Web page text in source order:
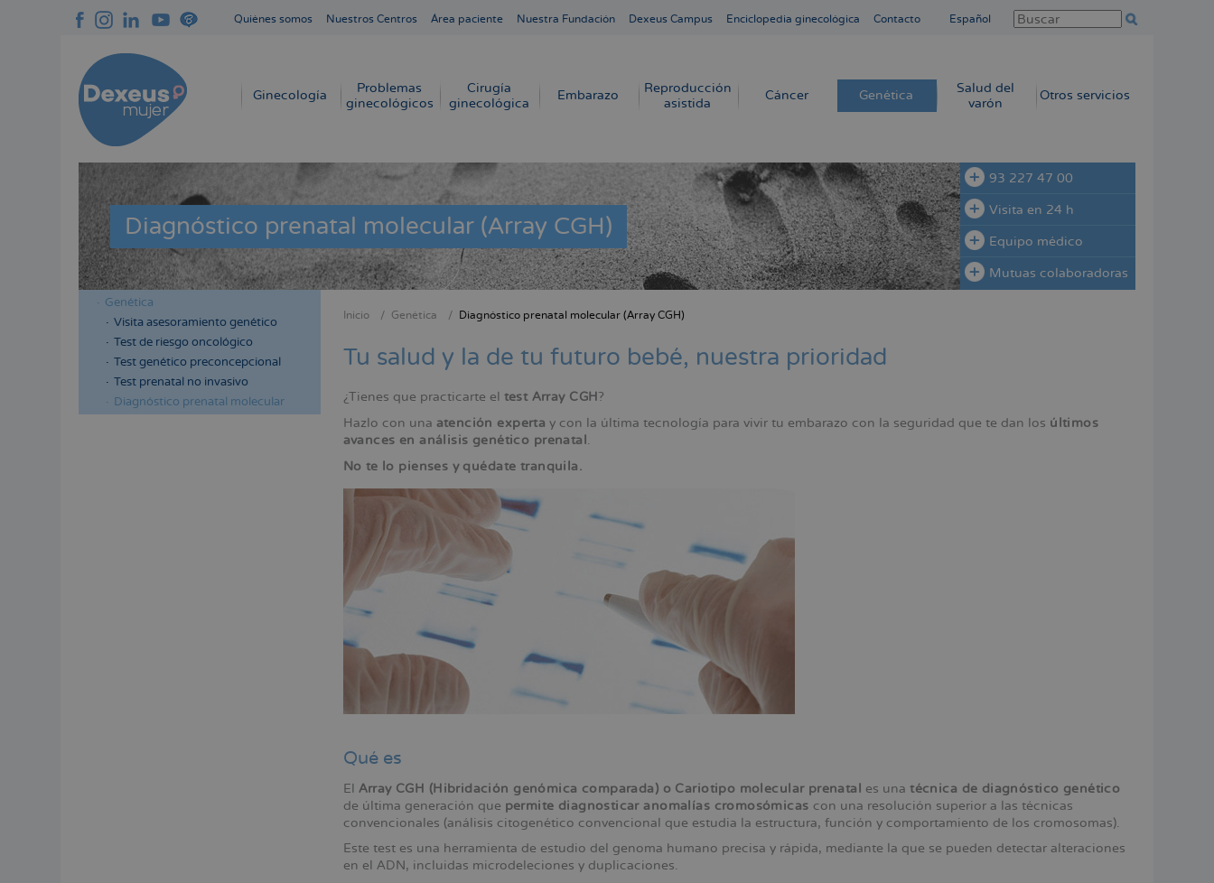
Quiénes somos Nuestros Centros Área paciente Nuestra Fundación Dexeus Campus Enciclopedia ginecológica Contacto Español
Navegación
Ginecología
Problemas
ginecológicos
Cirugía
ginecológica
Embarazo
Reproducción
asistida
Cáncer Genética
Salud del
varón
Otros servicios
Diagnóstico prenatal molecular (Array CGH)
93 227 47 00
Visita en 24 h
Equipo médico
Mutuas colaboradoras
Menú
lateral
cabecera
Menú
lateral
principal
Genética
Visita asesoramiento genético
Test de riesgo oncológico
Test genético preconcepcional
Test prenatal no invasivo
Diagnóstico prenatal molecular
enlaces
ayuda
a
la
navegación
Inicio Genética Diagnóstico prenatal molecular (Array CGH)
Tu salud y la de tu futuro bebé, nuestra prioridad
¿Tienes que practicarte el test Array CGH?
Hazlo con una atención experta y con la última tecnología para vivir tu embarazo con la seguridad que te dan los últimos
avances en análisis genético prenatal .
No te lo pienses y quédate tranquila.
Qué es
El Array CGH (Hibridación genómica comparada) o Cariotipo molecular prenatal es unatécnica de diagnóstico genético
de última generación que permite diagnosticar anomalías cromosómicas con una resolución superior a las técnicas
convencionales (análisis citogenético convencional que estudia la estructura, función y comportamiento de los cromosomas).
Este test es una herramienta de estudio del genoma humano precisa y rápida, mediante la que se pueden detectar alteraciones
en el ADN, incluidas microdeleciones y duplicaciones.